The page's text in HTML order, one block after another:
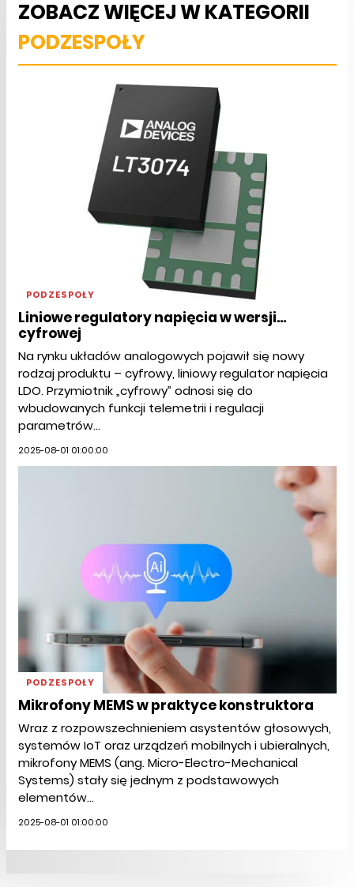
ZOBACZ WIĘCEJ W KATEGORII
PODZESPOŁY
PODZESPOŁY
Liniowe regulatory napięcia w wersji...
cyfrowej
Na rynku układów analogowych pojawił się nowy
rodzaj produktu – cyfrowy, liniowy regulator napięcia
LDO. Przymiotnik „cyfrowy” odnosi się do
wbudowanych funkcji telemetrii i regulacji
parametrów...
2025-08-01 01:00:00
PODZESPOŁY
Mikrofony MEMS w praktyce konstruktora
Wraz z rozpowszechnieniem asystentów głosowych,
systemów IoT oraz urządzeń mobilnych i ubieralnych,
mikrofony MEMS (ang. Micro-Electro-Mechanical
Systems) stały się jednym z podstawowych
elementów...
2025-08-01 01:00:00